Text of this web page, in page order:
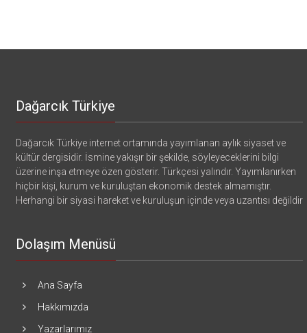
Dağarcık Türkiye
Dağarcık Türkiye internet ortamında yayımlanan aylık siyaset ve
kültür dergisidir. İsmine yakışır bir şekilde, söyleyeceklerini bilgi
üzerine inşa etmeye özen gösterir. Türkçesi yalındır. Yayımlanırken
hiçbir kişi, kurum ve kuruluştan ekonomik destek almamıştır.
Herhangi bir siyasi hareket ve kuruluşun içinde veya uzantısı değildir
Dolaşım Menüsü
Ana Sayfa
Hakkımızda
Yazarlarımız